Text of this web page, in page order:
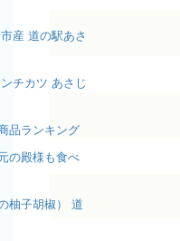
産 道の駅あさ
チカツ あさじ
品ランキング
の殿様も食べ
柚子胡椒） 道